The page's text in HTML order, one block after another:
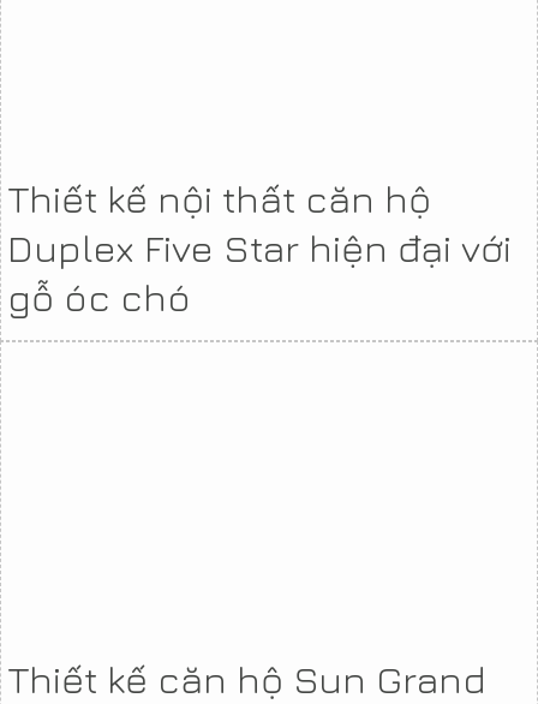
Thiết kế nội thất căn hộ
Duplex Five Star hiện đại với
gỗ óc chó
Thiết kế căn hộ Sun Grand